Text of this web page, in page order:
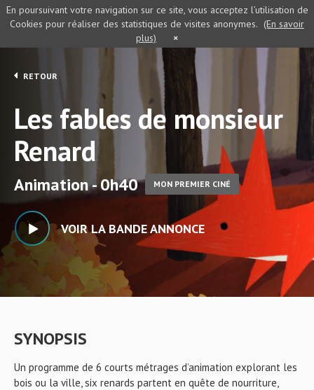
RETOUR
Les fables de monsieur
Renard
Animation - 0h40 MON PREMIER CINÉ
VOIR LA BANDE ANNONCE
SYNOPSIS
Un programme de 6 courts métrages d’animation explorant les
bois ou la ville, six renards partent en quête de nourriture,
En poursuivant votre navigation sur ce site, vous acceptez l’utilisation de
Cookies pour réaliser des statistiques de visites anonymes. (En savoir
plus)
×